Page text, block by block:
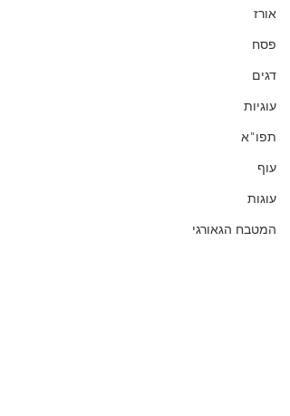
אורז
פסח
דגים
עוגיות
תפו"א
עוף
עוגות
המטבח הגאורגי